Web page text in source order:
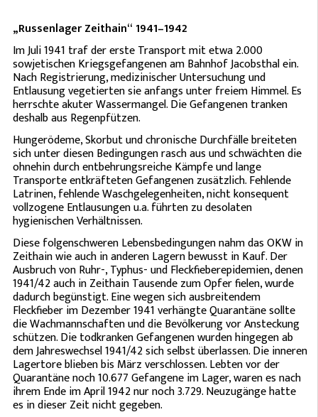
„Russenlager Zeithain“ 1941–1942
Im Juli 1941 traf der erste Transport mit etwa 2.000
sowjetischen Kriegsgefangenen am Bahnhof Jacobsthal ein.
Nach Registrierung, medizinischer Untersuchung und
Entlausung vegetierten sie anfangs unter freiem Himmel. Es
herrschte akuter Wassermangel. Die Gefangenen tranken
deshalb aus Regenpfützen.
Hungerödeme, Skorbut und chronische Durchfälle breiteten
sich unter diesen Bedingungen rasch aus und schwächten die
ohnehin durch entbehrungsreiche Kämpfe und lange
Transporte entkräfteten Gefangenen zusätzlich. Fehlende
Latrinen, fehlende Waschgelegenheiten, nicht konsequent
vollzogene Entlausungen u.a. führten zu desolaten
hygienischen Verhältnissen.
Diese folgenschweren Lebensbedingungen nahm das OKW in
Zeithain wie auch in anderen Lagern bewusst in Kauf. Der
Ausbruch von Ruhr-, Typhus- und Fleckfieberepidemien, denen
1941/42 auch in Zeithain Tausende zum Opfer fielen, wurde
dadurch begünstigt. Eine wegen sich ausbreitendem
Fleckfieber im Dezember 1941 verhängte Quarantäne sollte
die Wachmannschaften und die Bevölkerung vor Ansteckung
schützen. Die todkranken Gefangenen wurden hingegen ab
dem Jahreswechsel 1941/42 sich selbst überlassen. Die inneren
Lagertore blieben bis März verschlossen. Lebten vor der
Quarantäne noch 10.677 Gefangene im Lager, waren es nach
ihrem Ende im April 1942 nur noch 3.729. Neuzugänge hatte
es in dieser Zeit nicht gegeben.